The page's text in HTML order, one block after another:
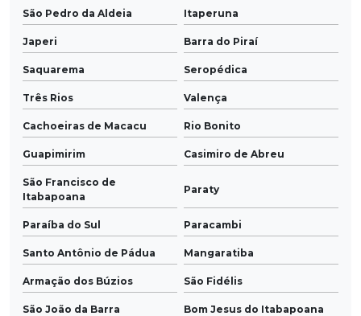
São Pedro da Aldeia Itaperuna
Japeri Barra do Piraí
Saquarema Seropédica
Três Rios Valença
Cachoeiras de Macacu Rio Bonito
Guapimirim Casimiro de Abreu
São Francisco de
Itabapoana
Paraty
Paraíba do Sul Paracambi
Santo Antônio de Pádua Mangaratiba
Armação dos Búzios São Fidélis
São João da Barra Bom Jesus do Itabapoana